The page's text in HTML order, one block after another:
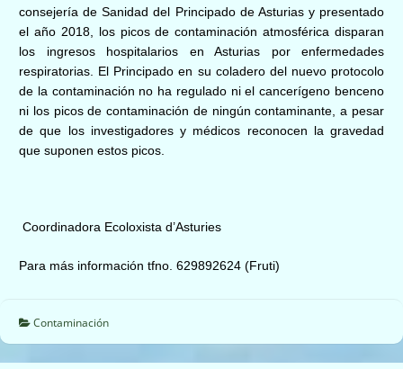
consejería de Sanidad del Principado de Asturias y presentado
el año 2018, los picos de contaminación atmosférica disparan
los ingresos hospitalarios en Asturias por enfermedades
respiratorias. El Principado en su coladero del nuevo protocolo
de la contaminación no ha regulado ni el cancerígeno benceno
ni los picos de contaminación de ningún contaminante, a pesar
de que los investigadores y médicos reconocen la gravedad
que suponen estos picos.
Coordinadora Ecoloxista d’Asturies
Para más información tfno. 629892624 (Fruti)
Contaminación